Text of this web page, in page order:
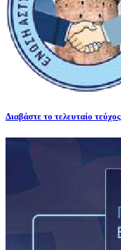
Διαβάστε το τελευταίο τεύχος